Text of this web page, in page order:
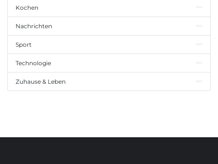
Kochen
Nachrichten
Sport
Technologie
Zuhause & Leben